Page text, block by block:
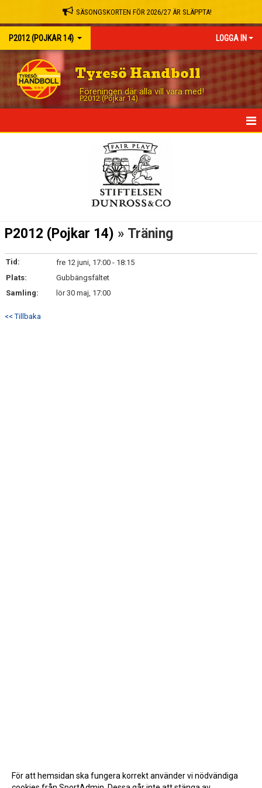
SÄSONGSKORTEN FÖR 2026/27 ÄR SLÄPPTA!
P2012 (POJKAR 14) LOGGA IN
Tyresö Handboll
Föreningen där alla vill vara med!
P2012 (Pojkar 14)
P2012 (Pojkar 14) » Träning
Tid:
fre 12 juni, 17:00 - 18:15
Plats:
Gubbängsfältet
Samling:
lör 30 maj, 17:00
<< Tillbaka
För att hemsidan ska fungera korrekt använder vi nödvändiga